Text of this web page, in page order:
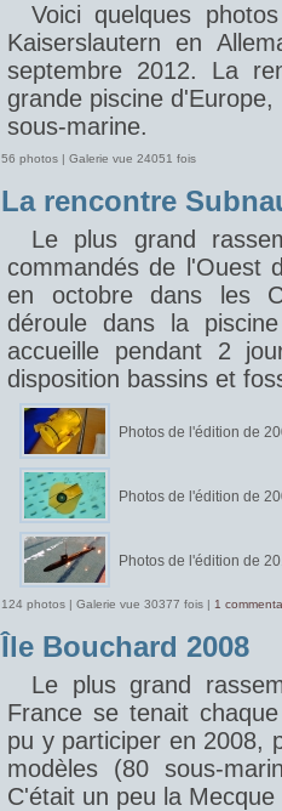
Voici quelques
Kaiserslautern en
septembre 2012. La
grande piscine
sous-marine.
56 photos | Galerie vue 24051 fois
La rencontre
Le plus grand
commandés de l'Ouest
en octobre dans les
déroule dans la
accueille pendant 2
disposition bassins et
Photos de l'édition de
Photos de l'édition de
Photos de l'édition de
124 photos | Galerie vue 30377 fois | 1
Île Bouchard 2008
Le plus grand
France se tenait
pu y participer en 2008,
modèles (80 sous-
C'était un peu la